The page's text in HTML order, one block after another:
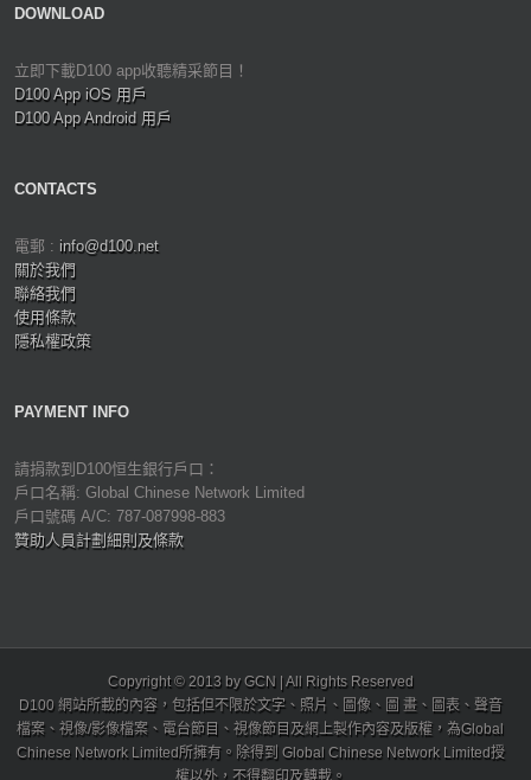
DOWNLOAD
立即下載D100 app收聽精采節目！
D100 App iOS 用戶
D100 App Android 用戶
CONTACTS
電郵 : info@d100.net
關於我們
聯絡我們
使用條款
隱私權政策
PAYMENT INFO
請捐款到D100恒生銀行戶口：
戶口名稱: Global Chinese Network Limited
戶口號碼 A/C: 787-087998-883
贊助人員計劃細則及條款
Copyright © 2013 by GCN | All Rights Reserved
D100 網站所載的內容，包括但不限於文字、照片、圖像、圖 畫、圖表、聲音
檔案、視像/影像檔案、電台節目、視像節目及網上製作內容及版權，為Global
Chinese Network Limited所擁有。除得到 Global Chinese Network Limited授
權以外，不得翻印及轉載。